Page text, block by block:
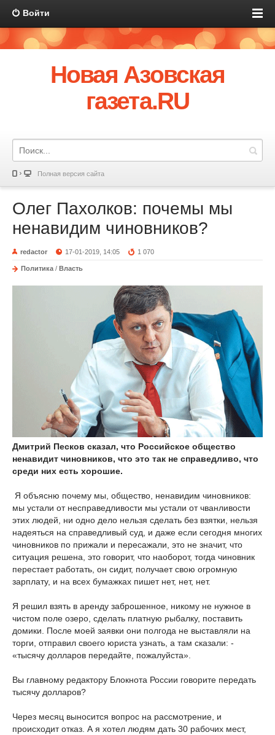
Войти
Новая Азовская
газета.RU
Полная версия сайта
Олег Пахолков: почемы мы
ненавидим чиновников?
redactor 17-01-2019, 14:05 1 070
Политика / Власть
Дмитрий Песков сказал, что Российское общество
ненавидит чиновников, что это так не справедливо, что
среди них есть хорошие.
Я объясню почему мы, общество, ненавидим чиновников:
мы устали от несправедливости мы устали от чванливости
этих людей, ни одно дело нельзя сделать без взятки, нельзя
надеяться на справедливый суд, и даже если сегодня многих
чиновников по прижали и пересажали, это не значит, что
ситуация решена, это говорит, что наоборот, тогда чиновник
перестает работать, он сидит, получает свою огромную
зарплату, и на всех бумажках пишет нет, нет, нет.
Я решил взять в аренду заброшенное, никому не нужное в
чистом поле озеро, сделать платную рыбалку, поставить
домики. После моей заявки они полгода не выставляли на
торги, отправил своего юриста узнать, а там сказали: -
«тысячу долларов передайте, пожалуйста».
Вы главному редактору Блокнота России говорите передать
тысячу долларов?
Через месяц выносится вопрос на рассмотрение, и
происходит отказ. А я хотел людям дать 30 рабочих мест,